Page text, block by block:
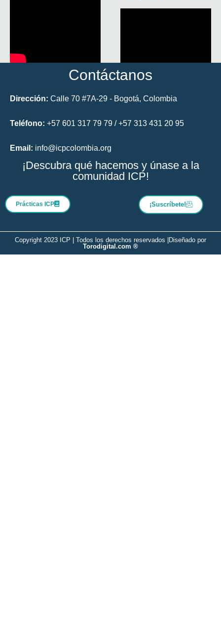
Contáctanos
Dirección: Calle 70 #7A-29 - Bogotá, Colombia
Teléfono: +57 601 317 79 79 / +57 313 431 20 95
Email: info@icpcolombia.org
¡Descubra qué hacemos y únase a la
comunidad ICP!
Prácticas ICP ¡Suscríbete!
Copyright 2023 ICP | Todos los derechos reservados |
Diseñado por
Torodigital.com ®